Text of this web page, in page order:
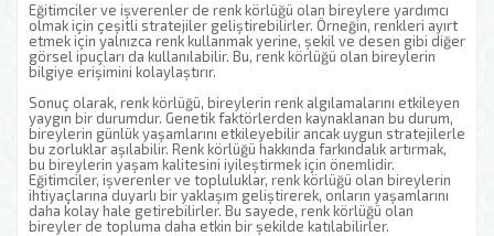
Eğitimciler ve işverenler de renk körlüğü olan bireylere yardımcı
olmak için çeşitli stratejiler geliştirebilirler. Örneğin, renkleri ayırt
etmek için yalnızca renk kullanmak yerine, şekil ve desen gibi diğer
görsel ipuçları da kullanılabilir. Bu, renk körlüğü olan bireylerin
bilgiye erişimini kolaylaştırır.
Sonuç olarak, renk körlüğü, bireylerin renk algılamalarını etkileyen
yaygın bir durumdur. Genetik faktörlerden kaynaklanan bu durum,
bireylerin günlük yaşamlarını etkileyebilir ancak uygun stratejilerle
bu zorluklar aşılabilir. Renk körlüğü hakkında farkındalık artırmak,
bu bireylerin yaşam kalitesini iyileştirmek için önemlidir.
Eğitimciler, işverenler ve topluluklar, renk körlüğü olan bireylerin
ihtiyaçlarına duyarlı bir yaklaşım geliştirerek, onların yaşamlarını
daha kolay hale getirebilirler. Bu sayede, renk körlüğü olan
bireyler de topluma daha etkin bir şekilde katılabilirler.